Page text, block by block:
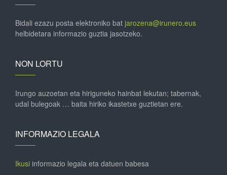
Bidali ezazu posta elektroniko bat jarozena@irunero.eus
helbidetara informazio guztia jasotzeko.
NON LORTU
Irungo auzoetan eta hiriguneko hainbat lekutan; tabernak,
udal bulegoak … baita hiriko ikastetxe guztietan ere.
INFORMAZIO LEGALA
Ikusi informazio legala eta datuen babesa